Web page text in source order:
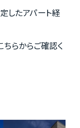
したアパート経
ちらからご確認く